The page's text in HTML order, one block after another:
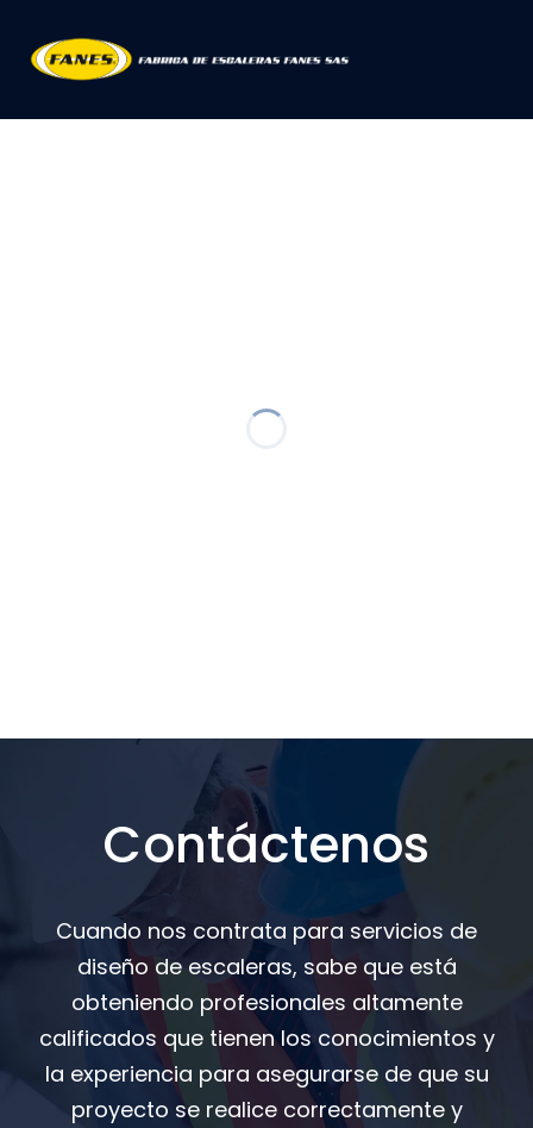
Contáctenos
Cuando nos contrata para servicios de
diseño de escaleras, sabe que está
obteniendo profesionales altamente
calificados que tienen los conocimientos y
la experiencia para asegurarse de que su
proyecto se realice correctamente y